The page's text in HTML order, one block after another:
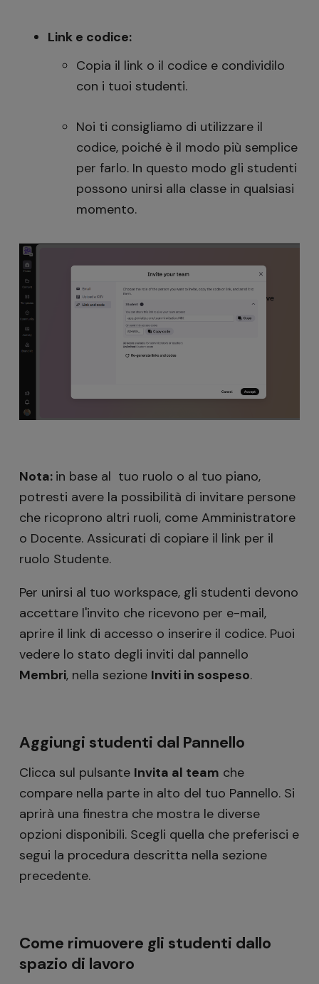
Link e codice:
Copia il link o il codice e condividilo
con i tuoi studenti.
Noi ti consigliamo di utilizzare il
codice, poiché è il modo più semplice
per farlo. In questo modo gli studenti
possono unirsi alla classe in qualsiasi
momento.
Nota: in base al tuo ruolo o al tuo piano,
potresti avere la possibilità di invitare persone
che ricoprono altri ruoli, come Amministratore
o Docente. Assicurati di copiare il link per il
ruolo Studente.
Per unirsi al tuo workspace, gli studenti devono
accettare l'invito che ricevono per e-mail,
aprire il link di accesso o inserire il codice. Puoi
vedere lo stato degli inviti dal pannello
Membri, nella sezione Inviti in sospeso.
Aggiungi studenti dal Pannello
Clicca sul pulsante Invita al team che
compare nella parte in alto del tuo Pannello. Si
aprirà una finestra che mostra le diverse
opzioni disponibili. Scegli quella che preferisci e
segui la procedura descritta nella sezione
precedente.
Come rimuovere gli studenti dallo
spazio di lavoro